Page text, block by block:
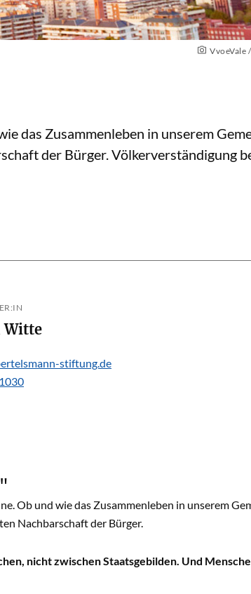
VvoeVale
das Zusammenleben in unserem
der Bürger. Völkerverständigung
Dr. Kirsten Witte
stiftung.de
Ob und wie das Zusammenleben in unserem
Nachbarschaft der Bürger.
nicht zwischen Staatsgebilden. Und